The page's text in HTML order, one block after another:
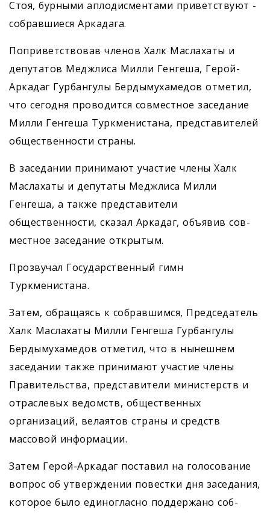
Стоя, бурными аплодисментами приветствуют ­
собравшиеся Аркадага.
Поприветствовав членов Халк Маслахаты и
депутатов Меджлиса Милли Генгеша, Герой-
Аркадаг Гурбангулы Бердымухамедов отметил,
что сегодня проводится совместное заседание
Милли Генгеша Туркменистана, представителей
общественности страны.
В заседании принимают учас­тие члены Халк
Маслахаты и депутаты Меджлиса Милли
Генгеша, а также представители
общественности, сказал Аркадаг, объявив сов­
местное заседание открытым.
Прозвучал Государственный гимн
Туркменистана.
Затем, обращаясь к собравшимся, Председатель
Халк Маслахаты Милли Генгеша Гурбангулы
Бердымухамедов отметил, что в нынешнем
заседании также принимают участие члены
Правительства, представители министерств и
отраслевых ведомств, общественных
организаций, велаятов страны и средств
массовой информации.
Затем Герой-Аркадаг поставил на голосование
вопрос об утверждении повестки дня заседания,
которое было единогласно поддержано соб­